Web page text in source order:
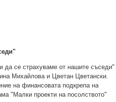
да се страхуваме от нашите съседи"
Михайлова и Цветан Цветански.
на финансовата подкрепа на
"Малки проекти на посолството"